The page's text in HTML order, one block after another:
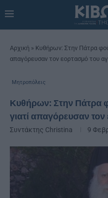
Αρχική » Κυθήρων: Στην Πάτρα
απαγόρευσαν τον εορτασμό του
Μητροπόλεις
Κυθήρων: Στην Πάτρα
γιατί απαγόρευσαν
Συντάκτης Christina 9